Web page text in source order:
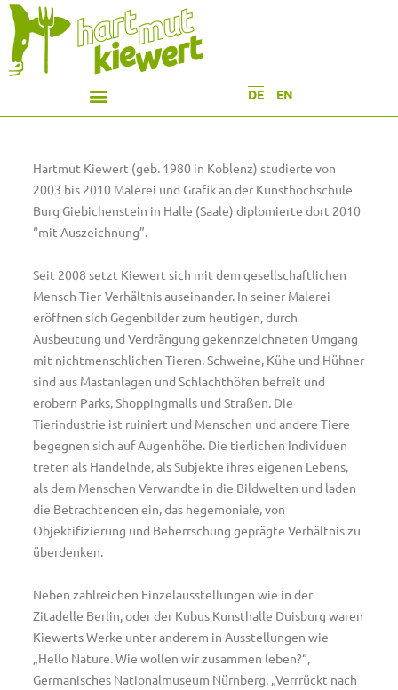
DE EN
Hartmut Kiewert (geb. 1980 in Koblenz) studierte von
2003 bis 2010 Malerei und Grafik an der Kunsthochschule
Burg Giebichenstein in Halle (Saale) diplomierte dort 2010
“mit Auszeichnung”.
Seit 2008 setzt Kiewert sich mit dem gesellschaftlichen
Mensch-Tier-Verhältnis auseinander. In seiner Malerei
eröffnen sich Gegenbilder zum heutigen, durch
Ausbeutung und Verdrängung gekennzeichneten Umgang
mit nichtmenschlichen Tieren. Schweine, Kühe und Hühner
sind aus Mastanlagen und Schlachthöfen befreit und
erobern Parks, Shoppingmalls und Straßen. Die
Tierindustrie ist ruiniert und Menschen und andere Tiere
begegnen sich auf Augenhöhe. Die tierlichen Individuen
treten als Handelnde, als Subjekte ihres eigenen Lebens,
als dem Menschen Verwandte in die Bildwelten und laden
die Betrachtenden ein, das hegemoniale, von
Objektifizierung und Beherrschung geprägte Verhältnis zu
überdenken.
Neben zahlreichen Einzelausstellungen wie in der
Zitadelle Berlin, oder der Kubus Kunsthalle Duisburg waren
Kiewerts Werke unter anderem in Ausstellungen wie
„Hello Nature. Wie wollen wir zusammen leben?“,
Germanisches Nationalmuseum Nürnberg, „Verrrückt nach